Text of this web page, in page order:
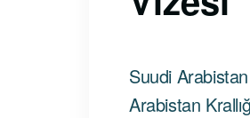
Suudi
Arabistan